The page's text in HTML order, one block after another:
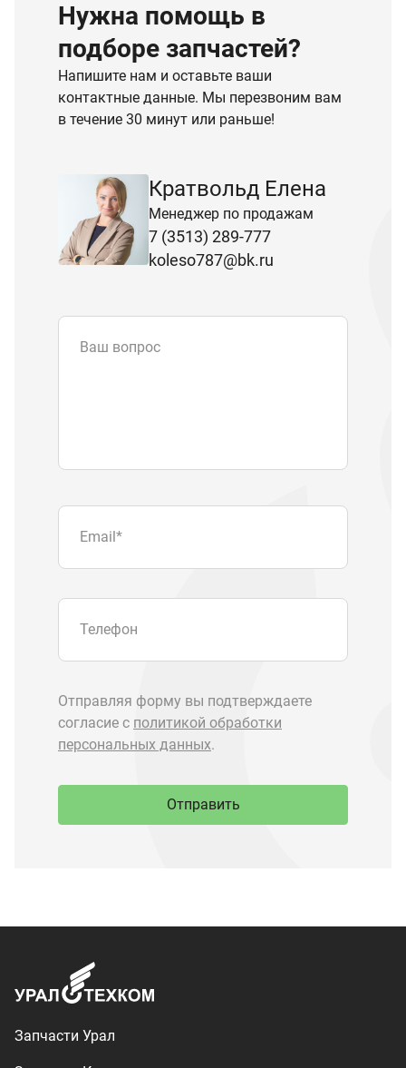
Нужна помощь в
подборе запчастей?
Напишите нам и оставьте ваши
контактные данные. Мы перезвоним вам
в течение 30 минут или раньше!
Кратвольд Елена
Менеджер по продажам
7 (3513) 289-777
koleso787@bk.ru
Ваш вопрос
Запчасти Урал
Запчасти Камаз
Спецпредложения
Доставка и оплата
utkm@mail.ru